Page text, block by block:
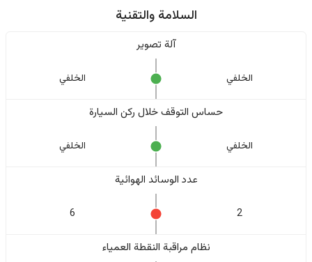
السلامة والتقنية
آلة تصوير
الخلفي الخلفي
حساس التوقف خلال ركن السيارة
الخلفي الخلفي
عدد الوسائد الهوائية
2
6
نظام مراقبة النقطة العمياء